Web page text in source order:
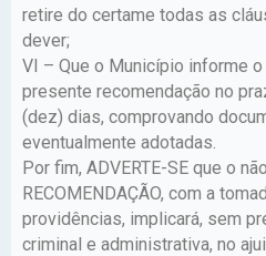
retire do certame todas as
dever;
VI – Que o Município informe
presente recomendação no
(dez) dias, comprovando
eventualmente adotadas.
Por fim, ADVERTE-SE que o
RECOMENDAÇÃO, com a
providências, implicará, sem
criminal e administrativa, no